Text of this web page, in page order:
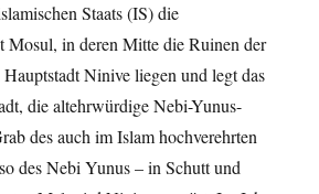
Staats (IS) die
Mosul, in deren Mitte die Ruinen der
Hauptstadt Ninive liegen und legt das
die altehrwürdige Nebi-Yunus-
des auch im Islam hochverehrten
des Nebi Yunus – in Schutt und